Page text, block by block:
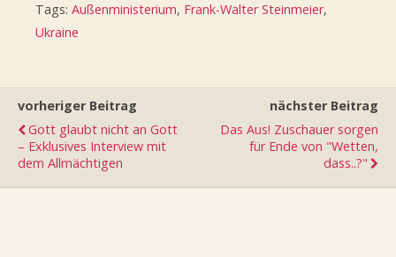
Tags: Außenministerium, Frank-Walter Steinmeier,
Ukraine
vorheriger Beitrag
Gott glaubt nicht an Gott
– Exklusives Interview mit
dem Allmächtigen
nächster Beitrag
Das Aus! Zuschauer sorgen
für Ende von "Wetten,
dass..?"